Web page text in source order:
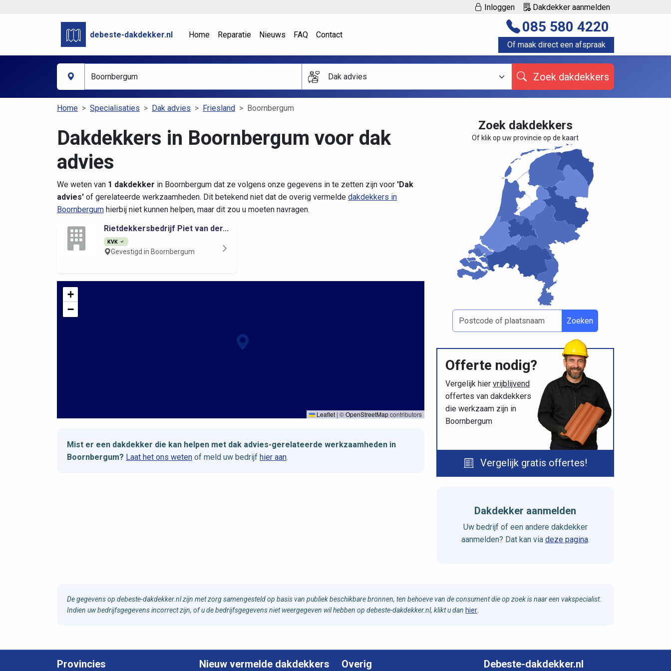
Inloggen Dakdekker aanmelden
debeste-dakdekker.nl Home Reparatie Nieuws FAQ Contact 085 580 4220
Of maak direct een afspraak
Dak advies Zoek dakdekkers
Home Specialisaties Dak advies Friesland Boornbergum
Dakdekkers in Boornbergum voor dak
advies
We weten van 1 dakdekker in Boornbergum dat ze volgens onze gegevens in te zetten zijn voor 'Dak
advies' of gerelateerde werkzaamheden. Dit betekend niet dat de overig vermelde dakdekkers in
Boornbergum hierbij niet kunnen helpen, maar dit zou u moeten navragen.
Rietdekkersbedrijf Piet van der...
KVK
Gevestigd in Boornbergum
+
−
Leaflet | ©OpenStreetMapcontributors
Mist er een dakdekker die kan helpen met dak advies-gerelateerde werkzaamheden in
Boornbergum? Laat het ons weten of meld uw bedrijf hier aan.
Zoek dakdekkers
Of klik op uw provincie op de kaart
Zoeken
Offerte nodig?
Vergelijk hier vrijblijvend
offertes van dakdekkers
die werkzaam zijn in
Boornbergum
Vergelijk gratis offertes!
Dakdekker aanmelden
Uw bedrijf of een andere dakdekker
aanmelden? Dat kan via deze pagina.
De gegevens op debeste-dakdekker.nl zijn met zorg samengesteld op basis van publiek beschikbare bronnen, ten behoeve van de consument die op zoek is naar een vakspecialist.
Indien uw bedrijfsgegevens incorrect zijn, of u de bedrijfsgegevens niet weergegeven wil hebben op debeste-dakdekker.nl, klikt u dan hier
Provincies Nieuw vermelde dakdekkers Overig Debeste-dakdekker.nl